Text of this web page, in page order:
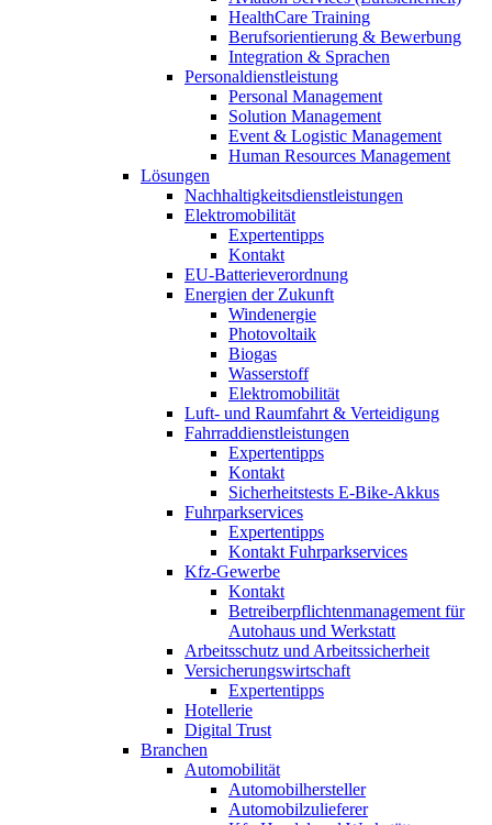
HealthCare Training
Berufsorientierung & Bewerbung
Integration & Sprachen
Personaldienstleistung
Personal Management
Solution Management
Event & Logistic Management
Human Resources Management
Lösungen
Nachhaltigkeitsdienstleistungen
Elektromobilität
Expertentipps
Kontakt
EU-Batterieverordnung
Energien der Zukunft
Windenergie
Photovoltaik
Biogas
Wasserstoff
Elektromobilität
Luft- und Raumfahrt & Verteidigung
Fahrraddienstleistungen
Expertentipps
Kontakt
Sicherheitstests E-Bike-Akkus
Fuhrparkservices
Expertentipps
Kontakt Fuhrparkservices
Kfz-Gewerbe
Kontakt
Betreiberpflichtenmanagement für
Autohaus und Werkstatt
Arbeitsschutz und Arbeitssicherheit
Versicherungswirtschaft
Expertentipps
Hotellerie
Digital Trust
Branchen
Automobilität
Automobilhersteller
Automobilzulieferer